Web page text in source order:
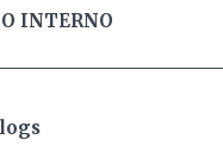
INTERNO